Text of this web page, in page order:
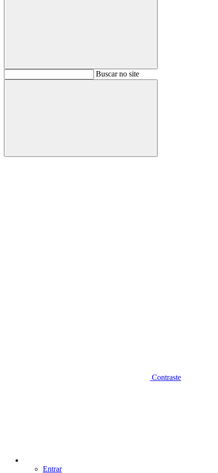
BuscarBuscar no site
Buscar
Contraste
Entrar